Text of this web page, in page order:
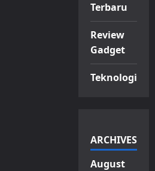
Terbaru
Review
Gadget
Teknologi
ARCHIVES
August